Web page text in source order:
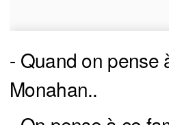
- Quand on pense
Monahan..